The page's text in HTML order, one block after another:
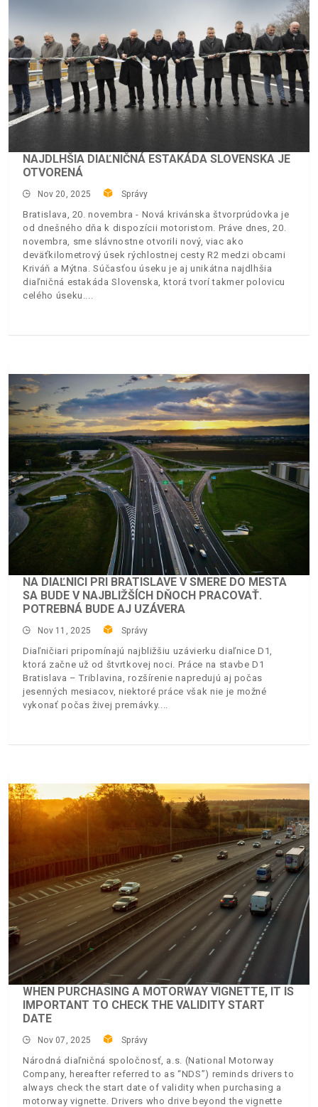
NAJDLHŠIA DIAĽNIČNÁ ESTAKÁDA SLOVENSKA JE
OTVORENÁ
Nov 20, 2025 Správy
Bratislava, 20. novembra - Nová krivánska štvorprúdovka je
od dnešného dňa k dispozícii motoristom. Práve dnes, 20.
novembra, sme slávnostne otvorili nový, viac ako
deväťkilometrový úsek rýchlostnej cesty R2 medzi obcami
Kriváň a Mýtna. Súčasťou úseku je aj unikátna najdlhšia
diaľničná estakáda Slovenska, ktorá tvorí takmer polovicu
celého úseku.
NA DIAĽNICI PRI BRATISLAVE V SMERE DO MESTA
SA BUDE V NAJBLIŽŠÍCH DŇOCH PRACOVAŤ.
POTREBNÁ BUDE AJ UZÁVERA
Nov 11, 2025 Správy
Diaľničiari pripomínajú najbližšiu uzávierku diaľnice D1,
ktorá začne už od štvrtkovej noci. Práce na stavbe D1
Bratislava – Triblavina, rozšírenie napredujú aj počas
jesenných mesiacov, niektoré práce však nie je možné
vykonať počas živej premávky.
WHEN PURCHASING A MOTORWAY VIGNETTE, IT IS
IMPORTANT TO CHECK THE VALIDITY START
DATE
Nov 07, 2025 Správy
Národná diaľničná spoločnosť, a.s. (National Motorway
Company, hereafter referred to as “NDS”) reminds drivers to
always check the start date of validity when purchasing a
motorway vignette. Drivers who drive beyond the vignette